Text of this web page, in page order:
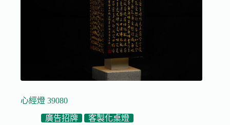
心經燈 39080
廣告招牌
客製化桌燈